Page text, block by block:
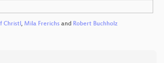
Christl , Mila Frerichsand Robert Buchholz